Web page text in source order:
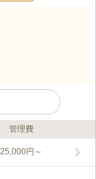
持ち合わせる寺院霊
管理費
25,000円～